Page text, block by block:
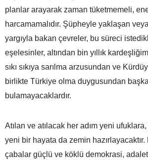
planlar arayarak zaman tüketmemeli,
harcamamalıdır. Şüpheyle yaklaşan
yargıyla bakan çevreler, bu süreci
eşelesinler, altından bin yıllık
sıkı sıkıya sarılma arzusundan ve
birlikte Türkiye olma duygusundan
bulamayacaklardır.
Atılan ve atılacak her adım yeni
yeni bir hayata da zemin
çabalar güçlü ve köklü demokrasi,